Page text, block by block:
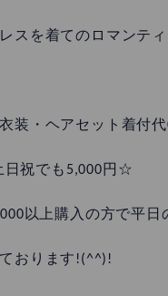
スを着てのロマンテ
装・ヘアセット着付代
日祝でも5,000円☆
以上購入の方で平日
おります!(^^)!